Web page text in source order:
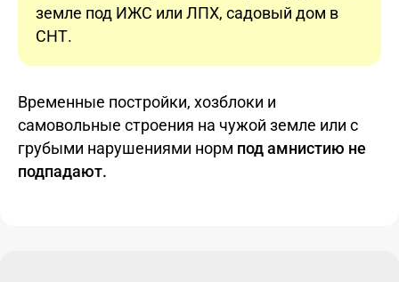
земле под ИЖС или ЛПХ, садовый дом в
СНТ.
Временные постройки, хозблоки и
самовольные строения на чужой земле или с
грубыми нарушениями норм под амнистию не
подпадают.